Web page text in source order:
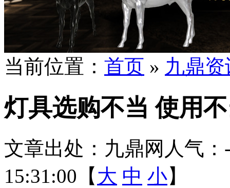
当前位置： 首页 » 九鼎
灯具选购不当 使用
文章出处：九鼎网 人气：
15:31:00【 大 中 小】